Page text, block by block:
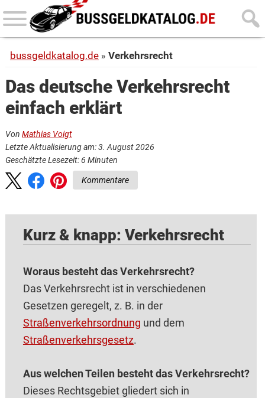
Skip
to
content
Skip
to
sidebar
bussgeldkatalog.de Verkehrsrecht
Das deutsche Verkehrsrecht
einfach erklärt
Von Mathias Voigt
Letzte Aktualisierung am: 3. August 2026
Geschätzte Lesezeit:6 Minuten
Kommentare
Kurz & knapp: Verkehrsrecht
Woraus besteht das Verkehrsrecht?
Das Verkehrsrecht ist in verschiedenen
Gesetzen geregelt, z. B. in der
Straßenverkehrsordnung und dem
Straßenverkehrsgesetz.
Aus welchen Teilen besteht das Verkehrsrecht?
Dieses Rechtsgebiet gliedert sich in